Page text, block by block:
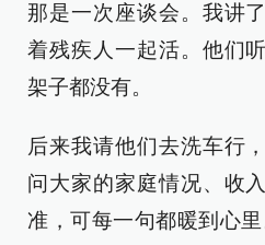
那是一次座谈会。我讲
着残疾人一起活。他们
架子都没有。
后来我请他们去洗车行
问大家的家庭情况、收
准，可每一句都暖到心